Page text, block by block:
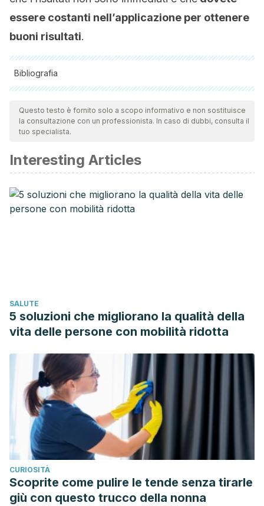
essere costanti nell’applicazione per ottenere
buoni risultati.
Bibliografia
Tutte le fonti citate sono state esaminate a fondo dal nostro
team per garantirne la qualità, l'affidabilità, l'attualità e la
validità. La bibliografia di questo articolo è stata considerata
Goldberg, L. J., & Lenzy, Y. (2010). Nutrition and hair. Clinics
in Dermatology.
https://doi.org/10.1016/j.clindermatol.2010.03.038
Finner, A. M. (2013). Nutrition and Hair. Deficiencies and
Questo testo è fornito solo a scopo informativo e non sostituisce
la consultazione con un professionista. In caso di dubbi, consulta il
tuo specialista.
Interesting Articles
SALUTE
5 soluzioni che migliorano la qualità della
vita delle persone con mobilità ridotta
CURIOSITÀ
Scoprite come pulire le tende senza tirarle
giù con questo trucco della nonna